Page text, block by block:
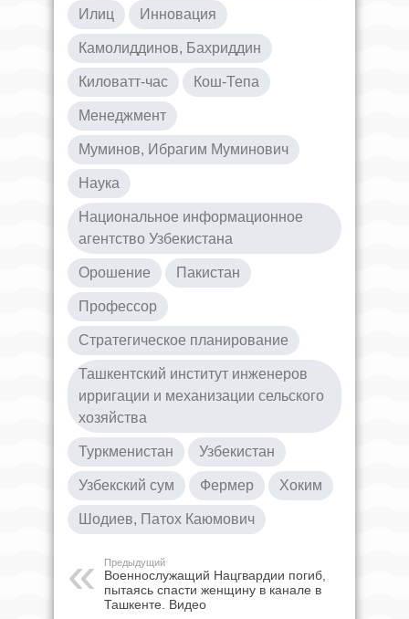
Илиц Инновация
Камолиддинов, Бахриддин
Киловатт-час Кош-Тепа
Менеджмент
Муминов, Ибрагим Муминович
Наука
Национальное информационное
агентство Узбекистана
Орошение Пакистан
Профессор
Стратегическое планирование
Ташкентский институт инженеров
ирригации и механизации сельского
хозяйства
Туркменистан Узбекистан
Узбекский сум Фермер Хоким
Шодиев, Патох Каюмович
Предыдущий
Военнослужащий Нацгвардии погиб,
пытаясь спасти женщину в канале в
Ташкенте. Видео